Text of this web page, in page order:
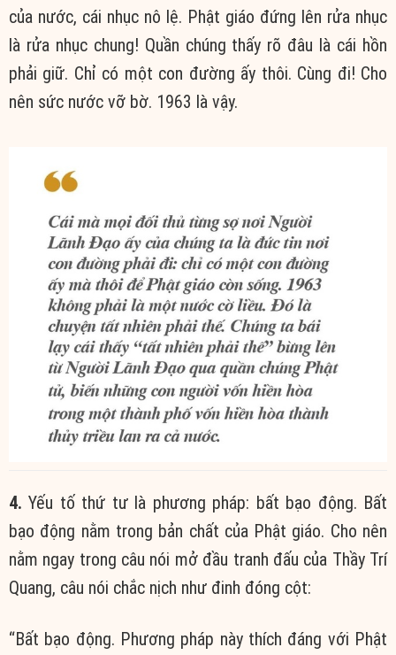
của nước, cái nhục nô lệ. Phật giáo đứng lên rửa nhục
là rửa nhục chung! Quần chúng thấy rõ đâu là cái hồn
phải giữ. Chỉ có một con đường ấy thôi. Cùng đi! Cho
nên sức nước vỡ bờ. 1963 là vậy.
4.Yếu tố thứ tư là phương pháp: bất bạo động. Bất
bạo động nằm trong bản chất của Phật giáo. Cho nên
nằm ngay trong câu nói mở đầu tranh đấu của Thầy Trí
Quang, câu nói chắc nịch như đinh đóng cột:
“Bất bạo động. Phương pháp này thích đáng với Phật